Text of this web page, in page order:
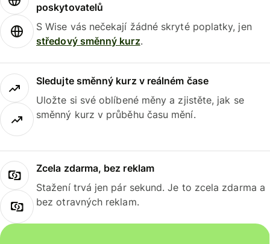
poskytovatelů
S Wise vás nečekají žádné skryté poplatky, jen
středový směnný kurz.
Sledujte směnný kurz v reálném čase
Uložte si své oblíbené měny a zjistěte, jak se
směnný kurz v průběhu času mění.
Zcela zdarma, bez reklam
Stažení trvá jen pár sekund. Je to zcela zdarma a
bez otravných reklam.